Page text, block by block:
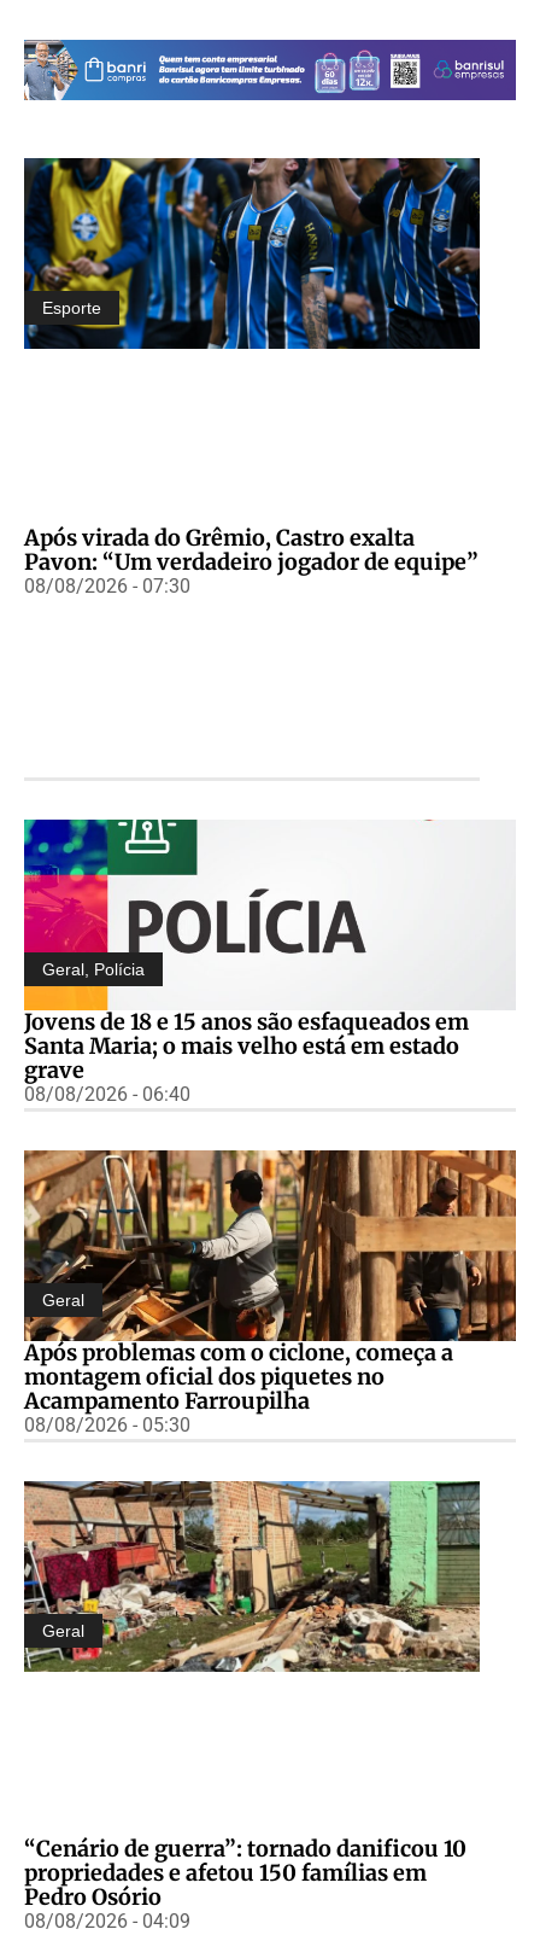
Esporte
Após virada do Grêmio, Castro exalta
Pavon: “Um verdadeiro jogador de equipe”
08/08/2026 - 07:30
Geral Polícia
Jovens de 18 e 15 anos são esfaqueados em
Santa Maria; o mais velho está em estado
grave
08/08/2026 - 06:40
Geral
Após problemas com o ciclone, começa a
montagem oficial dos piquetes no
Acampamento Farroupilha
08/08/2026 - 05:30
Geral
“Cenário de guerra”: tornado danificou 10
propriedades e afetou 150 famílias em
Pedro Osório
08/08/2026 - 04:09